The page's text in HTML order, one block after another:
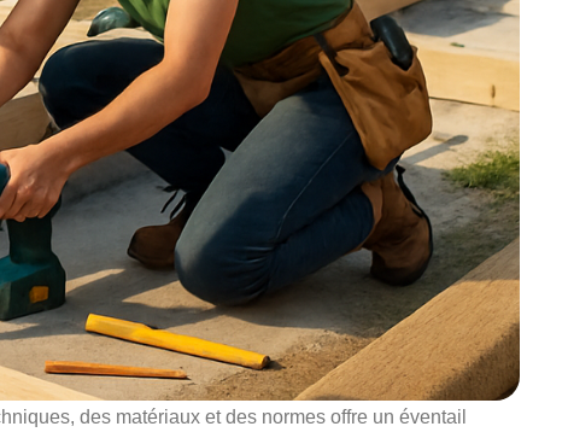
des matériaux et des normes offre un éventail